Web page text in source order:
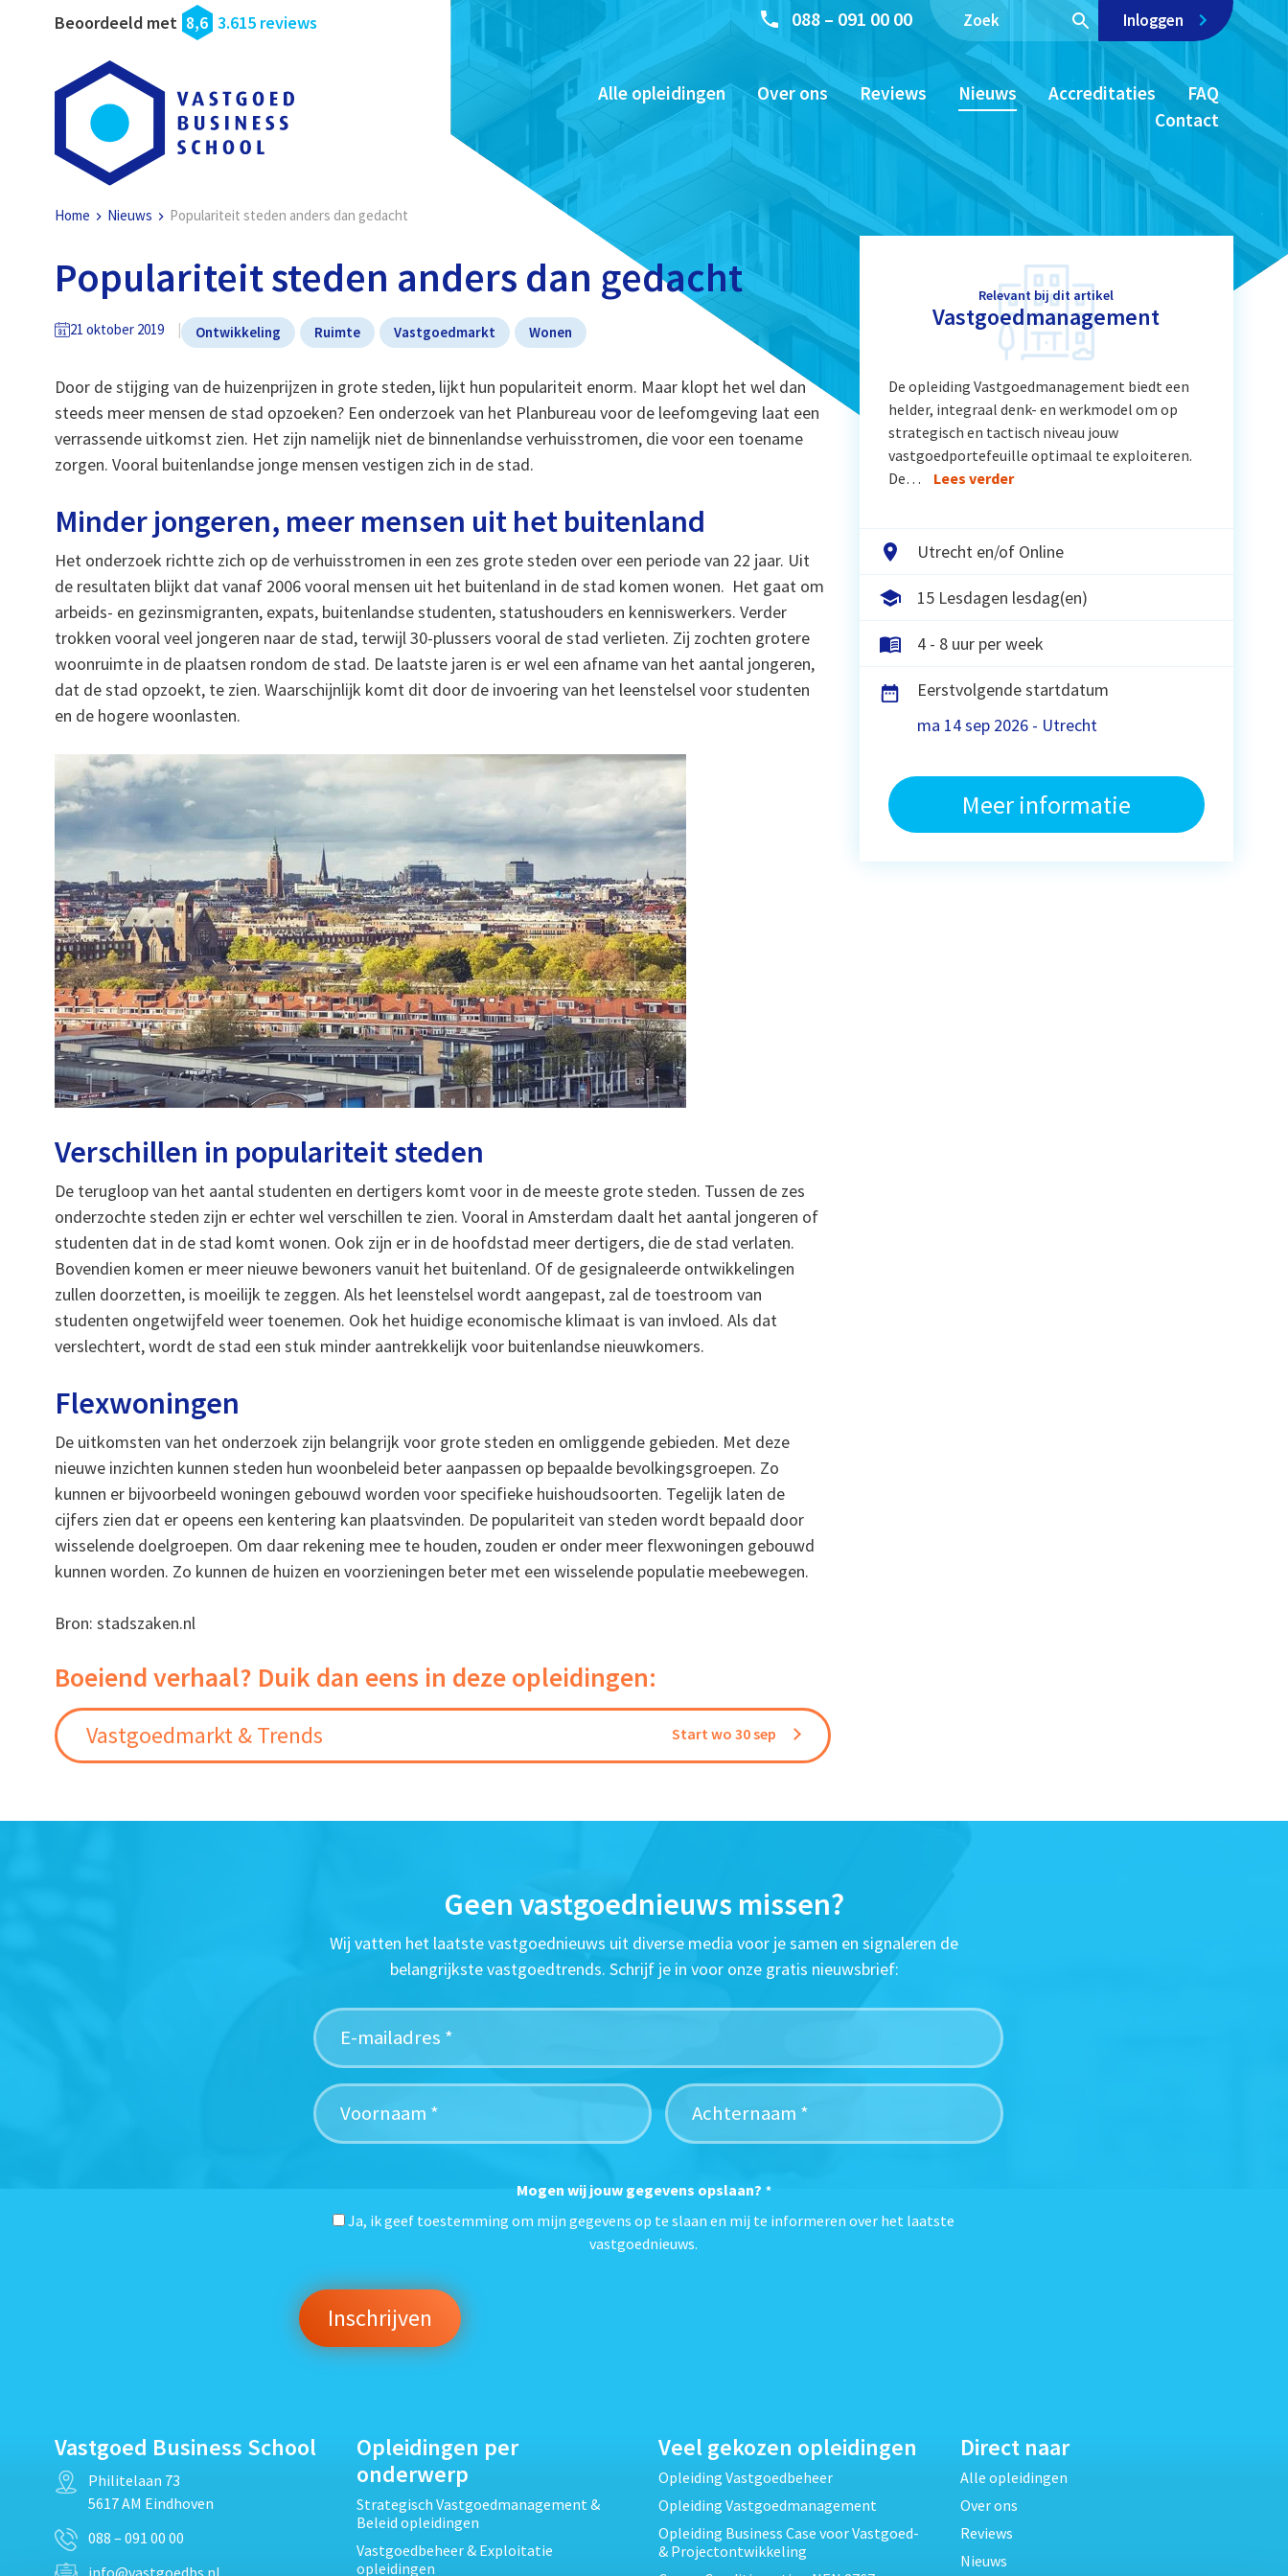
Beoordeeld met 8,6 3.615 reviews 088 – 091 00 00 Inloggen
Alle opleidingen Over ons Reviews Nieuws Accreditaties
FAQ
Contact
Home Nieuws Populariteit steden anders dan gedacht
Populariteit steden anders dan gedacht
21 oktober 2019 Ontwikkeling Ruimte Vastgoedmarkt Wonen
Door de stijging van de huizenprijzen in grote steden, lijkt hun populariteit enorm. Maar klopt het wel dan
steeds meer mensen de stad opzoeken? Een onderzoek van het Planbureau voor de leefomgeving laat een
verrassende uitkomst zien. Het zijn namelijk niet de binnenlandse verhuisstromen, die voor een toename
zorgen. Vooral buitenlandse jonge mensen vestigen zich in de stad.
Minder jongeren, meer mensen uit het buitenland
Het onderzoek richtte zich op de verhuisstromen in een zes grote steden over een periode van 22 jaar. Uit
de resultaten blijkt dat vanaf 2006 vooral mensen uit het buitenland in de stad komen wonen. Het gaat om
arbeids- en gezinsmigranten, expats, buitenlandse studenten, statushouders en kenniswerkers. Verder
trokken vooral veel jongeren naar de stad, terwijl 30-plussers vooral de stad verlieten. Zij zochten grotere
woonruimte in de plaatsen rondom de stad. De laatste jaren is er wel een afname van het aantal jongeren,
dat de stad opzoekt, te zien. Waarschijnlijk komt dit door de invoering van het leenstelsel voor studenten
en de hogere woonlasten.
Verschillen in populariteit steden
De terugloop van het aantal studenten en dertigers komt voor in de meeste grote steden. Tussen de zes
onderzochte steden zijn er echter wel verschillen te zien. Vooral in Amsterdam daalt het aantal jongeren of
studenten dat in de stad komt wonen. Ook zijn er in de hoofdstad meer dertigers, die de stad verlaten.
Bovendien komen er meer nieuwe bewoners vanuit het buitenland. Of de gesignaleerde ontwikkelingen
zullen doorzetten, is moeilijk te zeggen. Als het leenstelsel wordt aangepast, zal de toestroom van
studenten ongetwijfeld weer toenemen. Ook het huidige economische klimaat is van invloed. Als dat
verslechtert, wordt de stad een stuk minder aantrekkelijk voor buitenlandse nieuwkomers.
Flexwoningen
De uitkomsten van het onderzoek zijn belangrijk voor grote steden en omliggende gebieden. Met deze
nieuwe inzichten kunnen steden hun woonbeleid beter aanpassen op bepaalde bevolkingsgroepen. Zo
kunnen er bijvoorbeeld woningen gebouwd worden voor specifieke huishoudsoorten. Tegelijk laten de
cijfers zien dat er opeens een kentering kan plaatsvinden. De populariteit van steden wordt bepaald door
wisselende doelgroepen. Om daar rekening mee te houden, zouden er onder meer flexwoningen gebouwd
kunnen worden. Zo kunnen de huizen en voorzieningen beter met een wisselende populatie meebewegen.
Bron: stadszaken.nl
Boeiend verhaal? Duik dan eens in deze opleidingen:
Vastgoedmarkt & Trends Start wo 30 sep
Relevant bij dit artikel
Vastgoedmanagement
De opleiding Vastgoedmanagement biedt een
helder, integraal denk- en werkmodel om op
strategisch en tactisch niveau jouw
vastgoedportefeuille optimaal te exploiteren.
De…
Lees verder
Utrecht en/of Online
15 Lesdagen lesdag(en)
4 - 8 uur per week
Eerstvolgende startdatum
ma 14 sep 2026 - Utrecht
Meer informatie
Geen vastgoednieuws missen?
Wij vatten het laatste vastgoednieuws uit diverse media voor je samen en signaleren de
belangrijkste vastgoedtrends. Schrijf je in voor onze gratis nieuwsbrief:
Mogen wij jouw gegevens opslaan? *
Ja, ik geef toestemming om mijn gegevens op te slaan en mij te informeren over het laatste
vastgoednieuws.
Vastgoed Business School
Philitelaan 73
5617 AM Eindhoven
088 – 091 00 00
info@vastgoedbs.nl
Opleidingen per
onderwerp
Strategisch Vastgoedmanagement &
Beleid opleidingen
Vastgoedbeheer & Exploitatie
opleidingen
Veel gekozen opleidingen
Opleiding Vastgoedbeheer
Opleiding Vastgoedmanagement
Opleiding Business Case voor Vastgoed-
& Projectontwikkeling
Direct naar
Alle opleidingen
Over ons
Reviews
Nieuws